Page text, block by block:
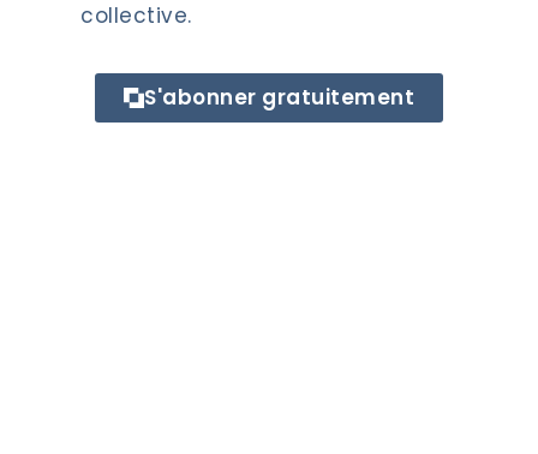
collective.
S'abonner gratuitement